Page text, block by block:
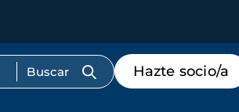
Menú
de
destacados
Hazte socio/a